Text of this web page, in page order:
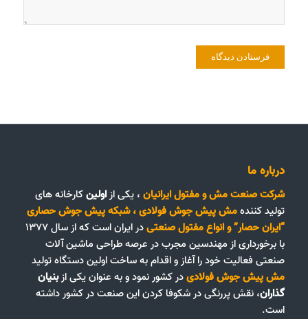
درباره ما
شرکت صنعت مش و مفتول ایرانیان، یکی از اولینکارخانه های
تولید کنندهمش پیش جوش فولادی،شبکه پیش جوش حصاری
“ایران حصار”وانواع مفتول صنعتی
در ایران است که از سال ۱۳۷۷
با برخورداری از مهندسین مجرب در عرصه طراحی ماشین آلات
صنعتی فعالیت خود را آغاز و اقدام به ساخت اولین دستگاه تولید
مش پیش جوش فولادیدر کشور نمود و به عنوان یکی ازبنیان
گذاران، نقش پررنگی در شکوفا کردن این صنعت در کشور داشته
است.